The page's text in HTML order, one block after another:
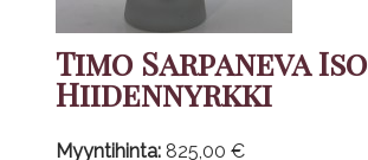
Timo Sarpaneva Iso
Hiidennyrkki
Myyntihinta: 825,00 €